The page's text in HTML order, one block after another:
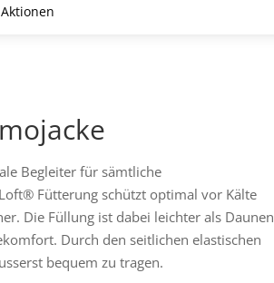
Aktionen
Begleiter für sämtliche
Fütterung schützt optimal vor Kälte
Die Füllung ist dabei leichter als Daunen
Durch den seitlichen elastischen
bequem zu tragen.